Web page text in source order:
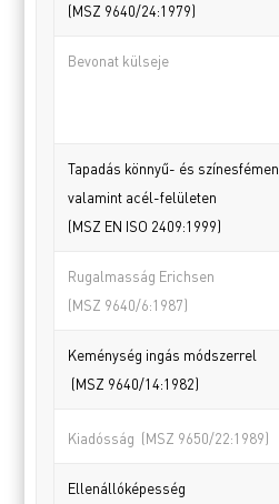
(MSZ 9640/24:1979)
Bevonat külseje
Tapadás könnyű- és színesfémen,
valamint acél-felületen
(MSZ EN ISO 2409:1999)
Rugalmasság Erichsen
(MSZ 9640/6:1987)
Keménység ingás módszerrel
(MSZ 9640/14:1982)
Kiadósság (MSZ 9650/22:1989)
Ellenállóképesség